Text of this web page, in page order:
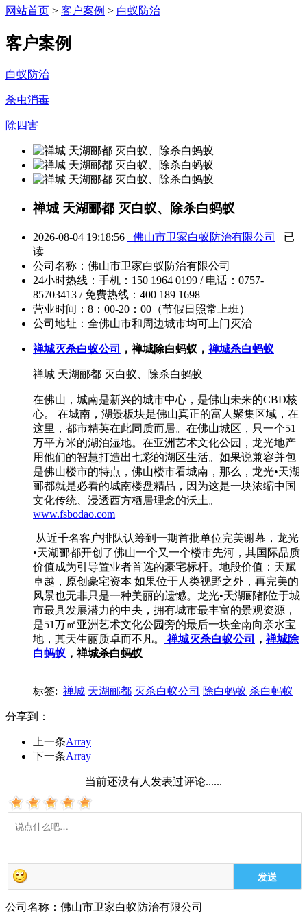
网站首页 > 客户案例 > 白蚁防治
客户案例
白蚁防治
杀虫消毒
除四害
禅城 天湖郦都 灭白蚁、除杀白蚂蚁
2026-08-04 19:18:56 佛山市卫家白蚁防治有限公司
已
读
公司名称： 佛山市卫家白蚁防治有限公司
24小时热线： 手机：150 1964 0199 / 电话：0757-
85703413 / 免费热线：400 189 1698
营业时间： 8：00-20：00（节假日照常上班）
公司地址： 全佛山市和周边城市均可上门灭治
禅城灭杀白蚁公司 ，禅城除白蚂蚁， 禅城杀白蚂蚁
禅城 天湖郦都 灭白蚁、除杀白蚂蚁
在佛山，城南是新兴的城市中心，是佛山未来的CBD核
心。 在城南，湖景板块是佛山真正的富人聚集区域，在
这里，都市精英在此同质而居。在佛山城区，只一个51
万平方米的湖泊湿地。在亚洲艺术文化公园，龙光地产
用他们的智慧打造出七彩的湖区生活。如果说兼容并包
是佛山楼市的特点，佛山楼市看城南，那么，龙光•天湖
郦都就是必看的城南楼盘精品，因为这是一块浓缩中国
文化传统、浸透西方栖居理念的沃土。
www.fsbodao.com
从近千名客户排队认筹到一期首批单位完美谢幕，龙光
•天湖郦都开创了佛山一个又一个楼市先河，其国际品质
价值成为引导置业者首选的豪宅标杆。地段价值：天赋
卓越，原创豪宅资本 如果位于人类视野之外，再完美的
风景也无非只是一种美丽的遗憾。龙光•天湖郦都位于城
市最具发展潜力的中央，拥有城市最丰富的景观资源，
是51万㎡亚洲艺术文化公园旁的最后一块全南向亲水宝
地，其天生丽质卓而不凡。
禅城灭杀白蚁公司 ， 禅城除
白蚂蚁 ，禅城杀白蚂蚁
标签: 禅城 天湖郦都 灭杀白蚁公司 除白蚂蚁 杀白蚂蚁
分享到：
上一条Array
下一条Array
当前还没有人发表过评论......
发送
公司名称：佛山市卫家白蚁防治有限公司